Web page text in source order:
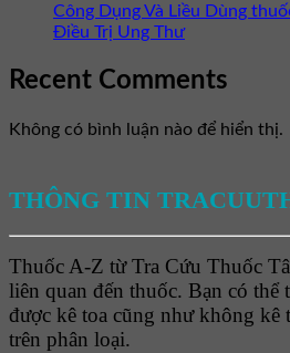
Công Dụng Và Liều Dùng
Điều Trị Ung Thư
Recent Comments
Không có bình luận nào để hiển thị.
THÔNG TIN
Thuốc A-Z từ Tra Cứu Thuốc
liên quan đến thuốc. Bạn có thể
được kê toa cũng như không kê
trên phân loại.